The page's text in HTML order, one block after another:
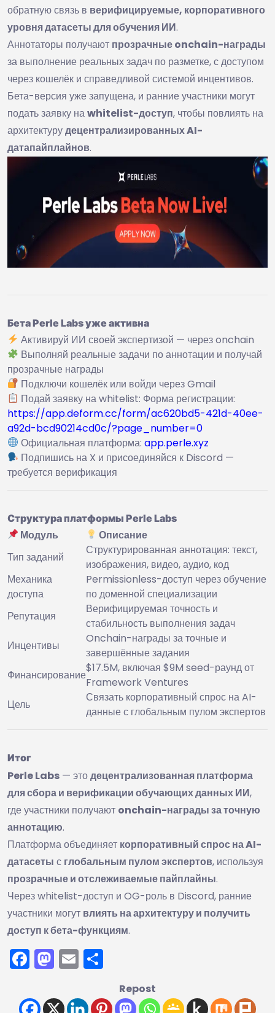
обратную связь в верифицируемые, корпоративного
уровня датасеты для обучения ИИ.
Аннотаторы получают прозрачные onchain-награды
за выполнение реальных задач по разметке, с доступом
через кошелёк и справедливой системой инцентивов.
Бета-версия уже запущена, и ранние участники могут
подать заявку наwhitelist-доступ, чтобы повлиять на
архитектурудецентрализированных AI-
датапайплайнов.
Бета Perle Labs уже активна
Активируй ИИ своей экспертизой — через onchain
Выполняй реальные задачи по аннотации и получай
прозрачные награды
Подключи кошелёк или войди через Gmail
Подай заявку на whitelist: Форма регистрации:
https://app.deform.cc/form/ac620bd5-421d-40ee-
a92d-bcd90214cd0c/?page_number=0
Официальная платформа:app.perle.xyz
Подпишись на X и присоединяйся к Discord —
требуется верификация
Структура платформы Perle Labs
Модуль
Описание
Тип заданий
Структурированная аннотация: текст,
изображения, видео, аудио, код
Механика
доступа
Permissionless-доступ через обучение
по доменной специализации
Репутация
Верифицируемая точность и
стабильность выполнения задач
Инцентивы
Onchain-награды за точные и
завершённые задания
Финансирование
$17.5M, включая $9M seed-раунд от
Framework Ventures
Цель
Связать корпоративный спрос на AI-
данные с глобальным пулом экспертов
Итог
Perle Labs — этодецентрализованная платформа
для сбора и верификации обучающих данных ИИ,
где участники получают onchain-награды за точную
аннотацию.
Платформа объединяет корпоративный спрос на AI-
датасеты с глобальным пулом экспертов, используя
прозрачные и отслеживаемые пайплайны.
Через whitelist-доступ и OG-роль в Discord, ранние
участники могут влиять на архитектуру и получить
доступ к бета-функциям.
Facebook
Mastodon
Email
Repost